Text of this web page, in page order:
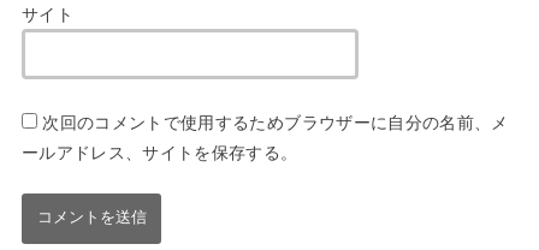
サイト
次回のコメントで使用するためブラウザーに自分の名前、メ
ールアドレス、サイトを保存する。